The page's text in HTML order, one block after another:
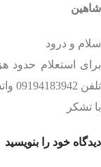
شاهین
سلام و درود
برای استعلام
تلفن 09194183942 واتس اپ کنید.
با تشکر
دیدگاه خود را بنویسید